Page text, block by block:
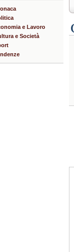
e Lavoro
e Società